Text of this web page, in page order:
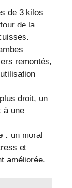
de 3 kilos
de la
remontés,
droit, un
à une
: un moral
et
améliorée.